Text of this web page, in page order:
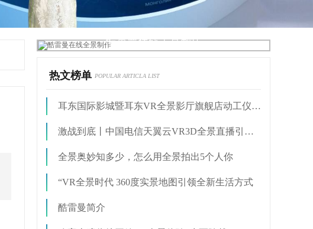
酷雷曼在线全景制作
热文榜单 POPULAR ARTICLA LIST
耳东国际影城暨耳东VR全景影厅旗舰店动工仪式盛大举行
激战到底丨中国电信天翼云VR3D全景直播引燃拳击热火
全景奥妙知多少，怎么用全景拍出5个人你
“VR全景时代 360度实景地图引领全新生活方式
酷雷曼简介